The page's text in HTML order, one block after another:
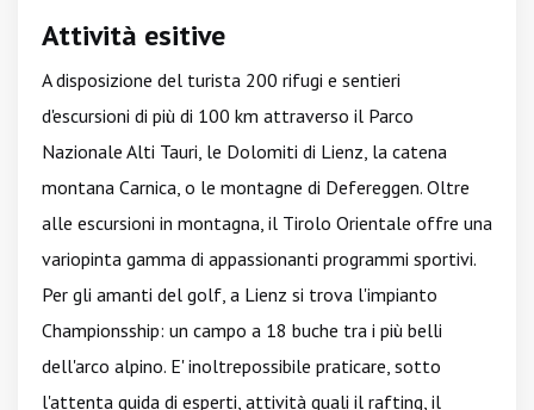
Attività esitive
A disposizione del turista 200 rifugi e sentieri
d'escursioni di più di 100 km attraverso il Parco
Nazionale Alti Tauri, le Dolomiti di Lienz, la catena
montana Carnica, o le montagne di Defereggen. Oltre
alle escursioni in montagna, il Tirolo Orientale offre una
variopinta gamma di appassionanti programmi sportivi.
Per gli amanti del golf, a Lienz si trova l'impianto
Championsship: un campo a 18 buche tra i più belli
dell'arco alpino. E' inoltrepossibile praticare, sotto
l'attenta guida di esperti, attività quali il rafting, il